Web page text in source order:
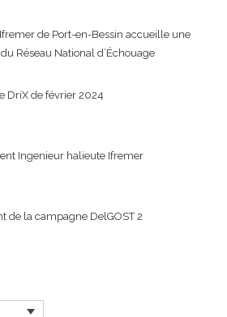
de Port-en-Bessin accueille une
Réseau National d’Échouage
DriX de février 2024
Ingenieur halieute Ifremer
de la campagne DelGOST 2